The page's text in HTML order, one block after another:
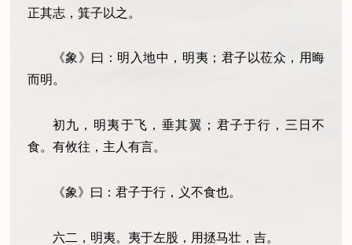
正其志，箕子以之。
《象》曰：明入地中，明夷；君子以莅众，用晦
而明。
初九，明夷于飞，垂其翼；君子于行，三日不
食。有攸往，主人有言。
《象》曰：君子于行，义不食也。
六二，明夷。夷于左股，用拯马壮，吉。